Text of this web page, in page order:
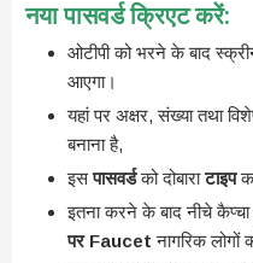
नया पासवर्ड क्रिएट करें:
ओटीपी को भरने के बाद
आएगा।
यहां पर अक्षर, संख्या तथा
बनाना है,
इसपासवर्डको दोबाराटाइप
इतना करने के बाद नीचे
पर Faucetनागरिक लोगों